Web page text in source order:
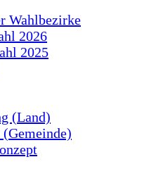
Wahlbezirke
2026
2025
(Land)